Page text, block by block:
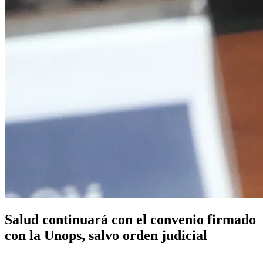
Salud continuará con el convenio firmado
con la Unops, salvo orden judicial